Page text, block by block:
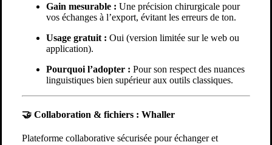
Gain mesurable : Une précision chirurgicale pour
vos échanges à l’export, évitant les erreurs de ton.
Usage gratuit : Oui (version limitée sur le web ou
application).
Pourquoi l’adopter : Pour son respect des nuances
linguistiques bien supérieur aux outils classiques.
🤝 Collaboration & fichiers : Whaller
Plateforme collaborative sécurisée pour échanger et